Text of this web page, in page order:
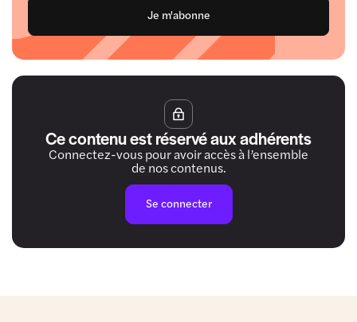
Je m'abonne
Ce contenu est réservé aux adhérents
Connectez-vous pour avoir accès à l’ensemble
de nos contenus.
Se connecter